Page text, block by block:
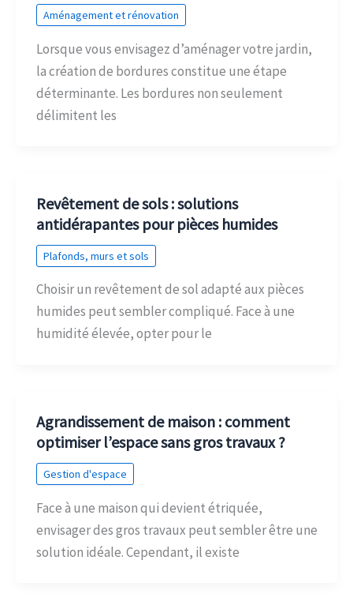
Aménagement et rénovation
Lorsque vous envisagez d’aménager votre jardin,
la création de bordures constitue une étape
déterminante. Les bordures non seulement
délimitent les
Revêtement de sols : solutions
antidérapantes pour pièces humides
Plafonds, murs et sols
Choisir un revêtement de sol adapté aux pièces
humides peut sembler compliqué. Face à une
humidité élevée, opter pour le
Agrandissement de maison : comment
optimiser l’espace sans gros travaux ?
Gestion d'espace
Face à une maison qui devient étriquée,
envisager des gros travaux peut sembler être une
solution idéale. Cependant, il existe